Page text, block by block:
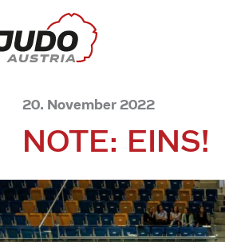
20. November 2022
NOTE: EINS!